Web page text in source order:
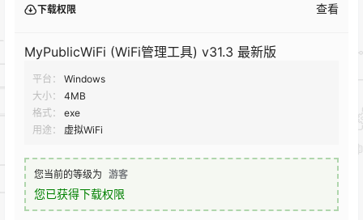
下载权限 查看
MyPublicWiFi (WiFi管理工具) v31.3 最新版
平台：
Windows
大小：
4MB
格式：
exe
用途：
虚拟WiFi
您当前的等级为 游客
您已获得下载权限